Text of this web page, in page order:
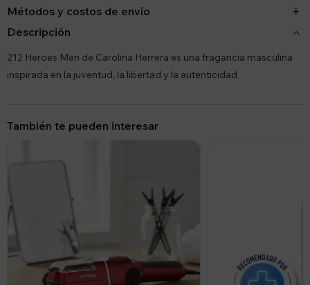
Métodos y costos de envío
Descripción
212 Heroes Men de Carolina Herrera es una fragancia masculina
inspirada en la juventud, la libertad y la autenticidad
También te pueden interesar